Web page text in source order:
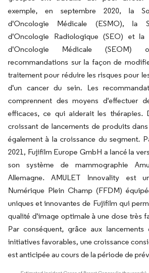
exemple, en septembre 2020, la
d'Oncologie Médicale (ESMO), la
d'Oncologie Radiologique (SEO) et la
d'Oncologie Médicale
recommandations sur la façon de
traitement pour réduire les risques pour
d'un cancer du sein. Les
comprennent des moyens d'effectuer
efficaces, ce qui aiderait les thérapies.
croissant de lancements de produits
également à la croissance du segment.
2021, Fujifilm Europe GmbH a lancé la
son système de mammographie
Allemagne. AMULET Innovality est
Numérique Plein Champ (FFDM)
uniques et innovantes de Fujifilm qui
qualité d'image optimale à une dose très
Par conséquent, grâce aux
initiatives favorables, une croissance
est anticipée au cours de la période de